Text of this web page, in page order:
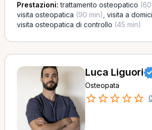
Prestazioni:trattamento osteopatico
visita osteopatica (90 min) visita a
visita osteopatica di controllo (45 min)
Luca Liguori
Osteopata